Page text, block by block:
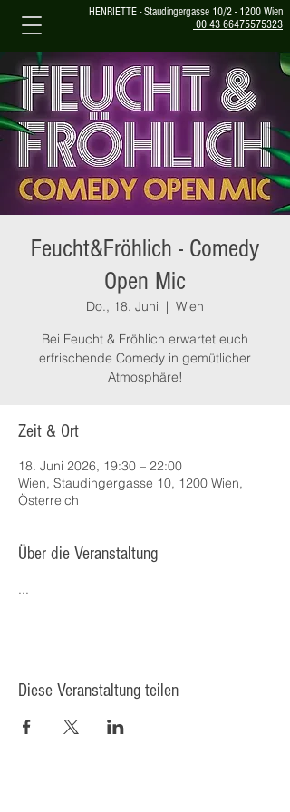
HENRIETTE - Staudingergasse 10/2 - 1200 Wien
00 43 66475575323
Feucht&Fröhlich - Comedy
Open Mic
Do., 18. Juni
  |
Wien
Bei Feucht & Fröhlich erwartet euch
erfrischende Comedy in gemütlicher
Atmosphäre!
Zeit & Ort
18. Juni 2026, 19:30 – 22:00
Wien, Staudingergasse 10, 1200 Wien,
Österreich
Über die Veranstaltung
...
Diese Veranstaltung teilen